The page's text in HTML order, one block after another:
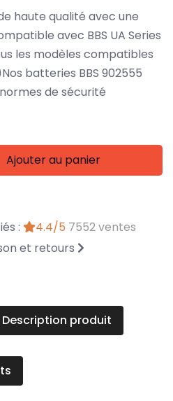
haute qualité avec une
avec BBS UA Series
les modèles compatibles
batteries BBS 902555
de sécurité
Ajouter au panier
:
4.4/5 7552 ventes
et retours
Description produit